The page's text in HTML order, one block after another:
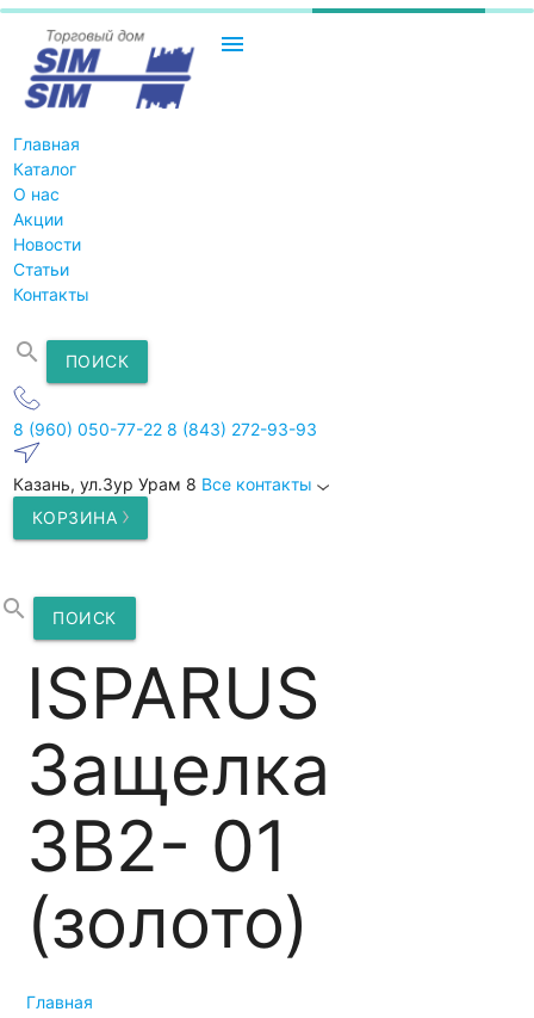
menu
Главная
Каталог
О нас
Акции
Новости
Статьи
Контакты
search ПОИСК
8 (960) 050-77-22 8 (843) 272-93-93
Казань, ул.Зур Урам 8 Все контакты
КОРЗИНА
search ПОИСК
ISPARUS
Защелка
ЗВ2- 01
(золото)
Главная